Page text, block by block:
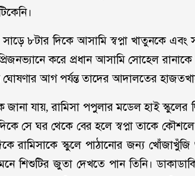
৮টার দিকে আসামি স্বপ্না খাতুনকে এবং
করে প্রধান আসামি সোহেল
আগ পর্যন্ত তাদের আদালতের
যায়, রামিসা পপুলার মডেল হাই স্কুলের
সে ঘর থেকে বের হলে স্বপ্না তাকে কৌশলে
রামিসাকে স্কুলে পাঠানোর জন্য
শিশুটির জুতা দেখতে পান তিনি।